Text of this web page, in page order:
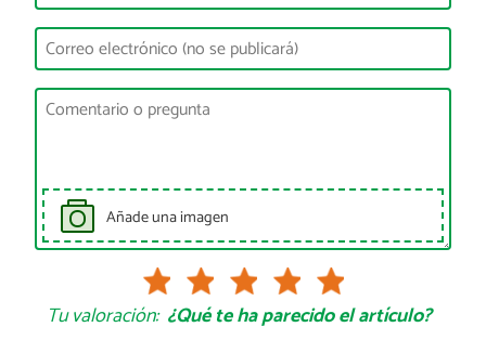
Añade una imagen
Tu valoración: ¿Qué te ha parecido el artículo?